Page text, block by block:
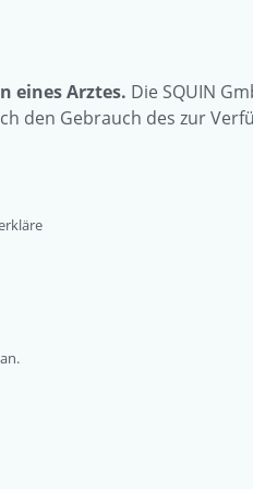
eines Arztes. Die SQUIN
den Gebrauch des zur